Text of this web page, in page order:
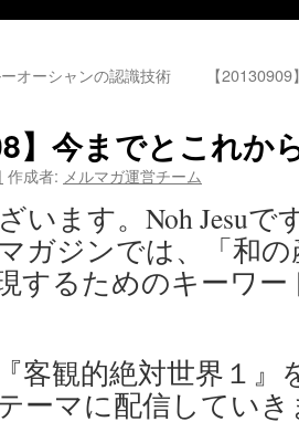
オーシャンの認識技術 【
】今までとこれか
作成者: メルマガ運営チーム
います。Noh Jesuで
ガジンでは、「和
するためのキーワ
客観的絶対世界１』
ーマに配信してい